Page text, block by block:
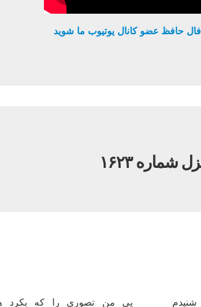
حافظ عضو کانال یوتیوب ما شوید
شماره ۱۶۲۳
پی من تصوری را كه بكرد